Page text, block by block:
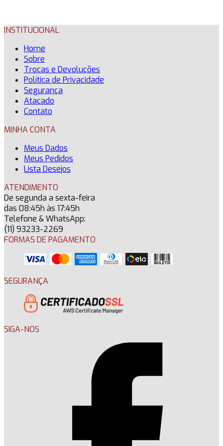
INSTITUCIONAL
Home
Sobre
Trocas e Devoluções
Política de Privacidade
Segurança
Atacado
Contato
MINHA CONTA
Meus Dados
Meus Pedidos
Lista Desejos
ATENDIMENTO
De segunda a sexta-feira
das 08:45h às 17:45h
Telefone & WhatsApp:
(11) 93233-2269
FORMAS DE PAGAMENTO
SEGURANÇA
SIGA-NOS